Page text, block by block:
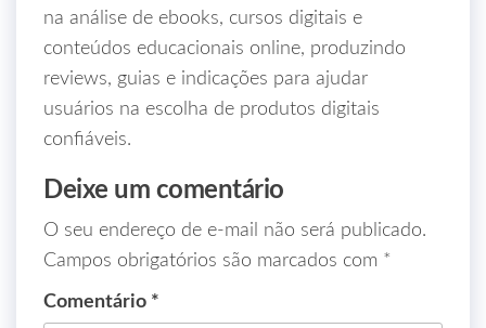
na análise de ebooks, cursos digitais e
conteúdos educacionais online, produzindo
reviews, guias e indicações para ajudar
usuários na escolha de produtos digitais
confiáveis.
Deixe um comentário
O seu endereço de e-mail não será publicado.
Campos obrigatórios são marcados com *
Comentário *